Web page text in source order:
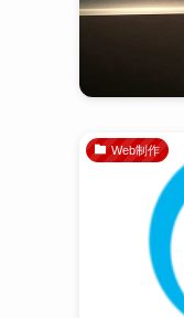
Web制作